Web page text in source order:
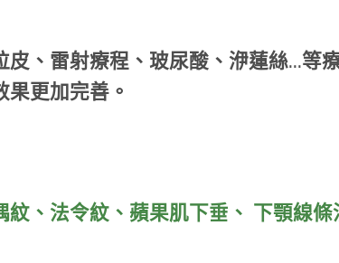
皮、雷射療程、玻尿酸、洢蓮絲...等
果更加完善。
紋、法令紋、蘋果肌下垂、 下顎線條